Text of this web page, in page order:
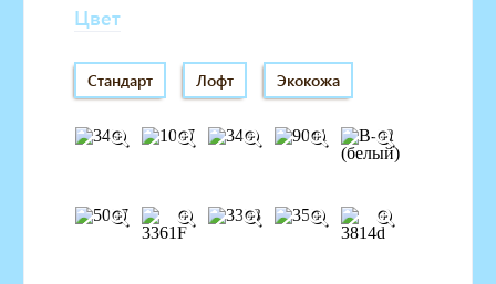
Цвет
Стандарт Лофт Экокожа